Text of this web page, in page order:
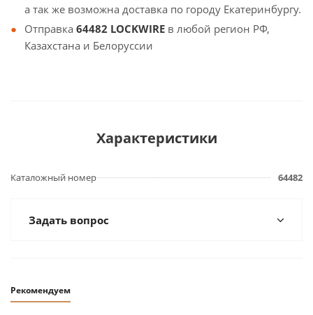
а так же возможна доставка по городу Екатеринбургу.
Отправка 64482 LOCKWIRE в любой регион РФ,
Казахстана и Белоруссии
Характеристики
Каталожный номер 64482
Задать вопрос
Рекомендуем